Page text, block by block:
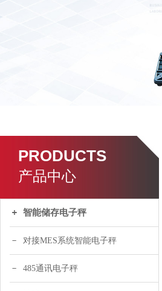
PRODUCTS
产品中心
智能储存电子秤
对接MES系统智能电子秤
485通讯电子秤